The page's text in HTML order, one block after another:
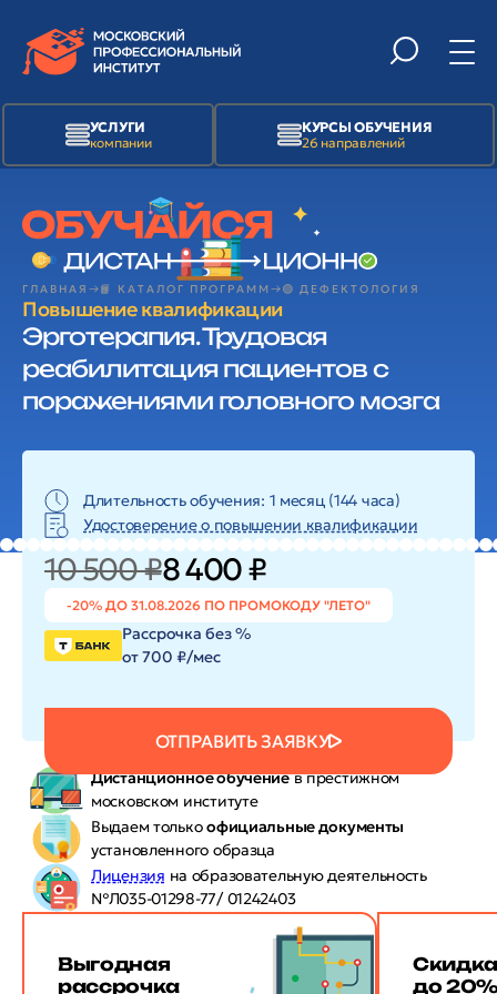
УСЛУГИ
компании
КУРСЫ ОБУЧЕНИЯ
26 направлений
ГЛАВНАЯ 📙 КАТАЛОГ ПРОГРАММ 🟢 ДЕФЕКТОЛОГИЯ
Повышение квалификации
Эрготерапия. Трудовая
реабилитация пациентов с
поражениями головного мозга
Длительность обучения: 1 месяц (144 часа)
Удостоверение о повышении квалификации
10 500 ₽8 400 ₽
-20% ДО 31.08.2026 ПО ПРОМОКОДУ "ЛЕТО"
ОТПРАВИТЬ ЗАЯВКУ
Рассрочка без %
от 700 ₽/мес
Дистанционное обучениев престижном
московском институте
Выдаем толькоофициальные документы
установленного образца
Лицензия на образовательную деятельность
№Л035-01298-77/ 01242403
Выгодная
рассрочка
до